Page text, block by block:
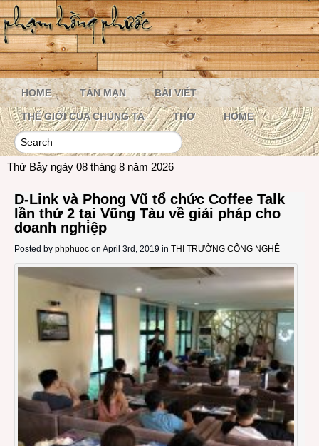
HOME TẢN MẠN BÀI VIẾT
THẾ GIỚI CỦA CHÚNG TA THƠ HOME
Thứ Bảy ngày 08 tháng 8 năm 2026
D-Link và Phong Vũ tổ chức Coffee Talk
lần thứ 2 tại Vũng Tàu về giải pháp cho
doanh nghiệp
Posted by phphuoc on April 3rd, 2019 in THỊ TRƯỜNG CÔNG NGHỆ